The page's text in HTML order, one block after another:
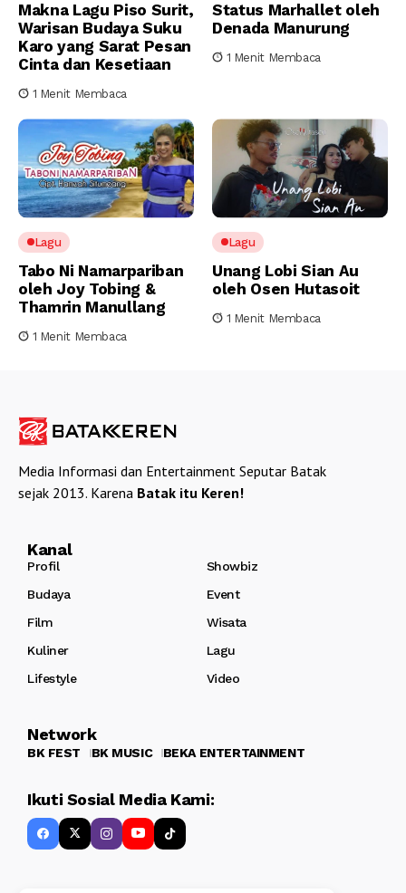
Makna Lagu Piso Surit,
Warisan Budaya Suku
Karo yang Sarat Pesan
Cinta dan Kesetiaan
1 Menit Membaca
Status Marhallet oleh
Denada Manurung
1 Menit Membaca
Lagu
Tabo Ni Namarpariban
oleh Joy Tobing &
Thamrin Manullang
1 Menit Membaca
Lagu
Unang Lobi Sian Au
oleh Osen Hutasoit
1 Menit Membaca
Media Informasi dan Entertainment Seputar Batak
sejak 2013. Karena Batak itu Keren!
Kanal
Profil
Showbiz
Budaya
Event
Film
Wisata
Kuliner
Lagu
Lifestyle
Video
Network
BK FEST BK MUSIC BEKA ENTERTAINMENT
Ikuti Sosial Media Kami: